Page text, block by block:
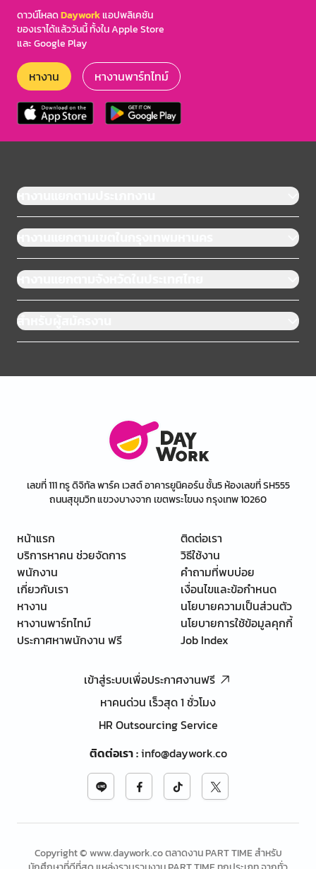
ดาวน์โหลดDayworkแอปพลิเคชัน
ของเราได้แล้ววันนี้ ทั้งใน Apple Store
และ Google Play
หางาน หางานพาร์ทไทม์
หางานแยกตามประเภทงาน
หางานแยกตามเขตในกรุงเทพมหานคร
หางานแยกตามจังหวัดในประเทศไทย
สำหรับผู้สมัครงาน
เลขที่ 111 ทรู ดิจิทัล พาร์ค เวสต์ อาคารยูนิคอร์น ชั้น5 ห้องเลขที่ SH555
ถนนสุขุมวิท แขวงบางจาก เขตพระโขนง กรุงเทพ 10260
หน้าแรก
บริการหาคน ช่วยจัดการ
พนักงาน
เกี่ยวกับเรา
หางาน
หางานพาร์ทไทม์
ประกาศหาพนักงาน ฟรี
ติดต่อเรา
วิธีใช้งาน
คำถามที่พบบ่อย
เงื่อนไขและข้อกำหนด
นโยบายความเป็นส่วนตัว
นโยบายการใช้ข้อมูลคุกกี้
Job Index
เข้าสู่ระบบเพื่อประกาศงานฟรี
หาคนด่วน เร็วสุด 1 ชั่วโมง
HR Outsourcing Service
ติดต่อเรา:info@daywork.co
Copyright © www.daywork.co ตลาดงาน PART TIME สำหรับ